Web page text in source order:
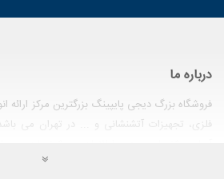
درباره ما
فروشگاه بزرگ دیجی پایپینگ بزرگترین مرکز ارائه
فلزی، تجهیزات آتشنشانی و ... در تهران می
اقدام به راه اندازی وب سایت فروشگاهی